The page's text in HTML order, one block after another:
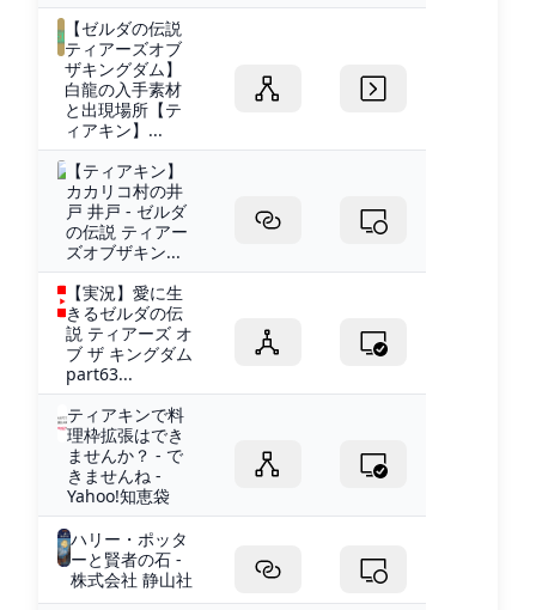
【ゼルダの伝説
ティアーズオブ
ザキングダム】
白龍の入手素材
と出現場所【テ
ィアキン】...
【ティアキン】
カカリコ村の井
戸 井戸 - ゼルダ
の伝説 ティアー
ズオブザキン...
【実況】愛に生
きるゼルダの伝
説 ティアーズ オ
ブ ザ キングダム
part63...
ティアキンで料
理枠拡張はでき
ませんか？ - で
きませんね -
Yahoo!知恵袋
ハリー・ポッタ
ーと賢者の石 -
株式会社 静山社